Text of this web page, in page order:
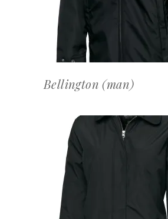
Bellington (man)
OFFERTEAANVRAAG